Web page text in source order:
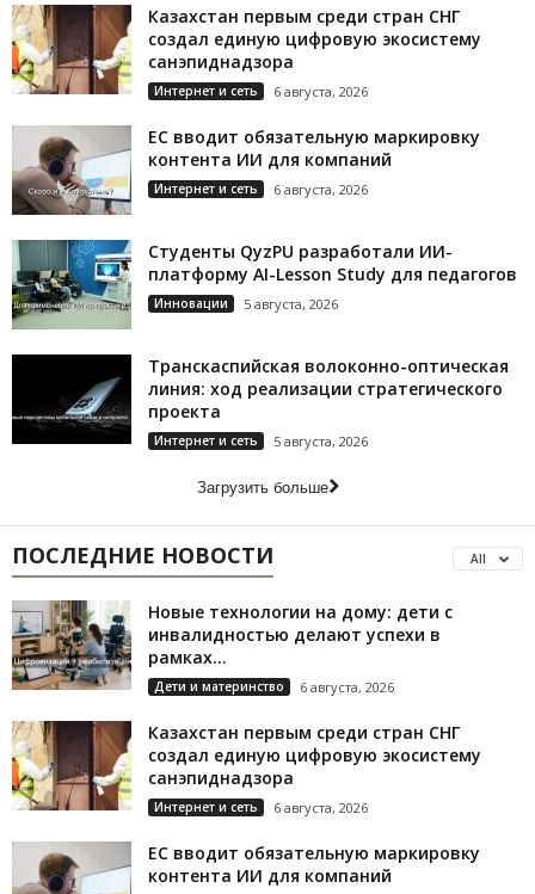
Казахстан первым среди стран СНГ
создал единую цифровую экосистему
санэпиднадзора
Интернет и сеть 6 августа, 2026
ЕС вводит обязательную маркировку
контента ИИ для компаний
Интернет и сеть 6 августа, 2026
Студенты QyzPU разработали ИИ-
платформу AI-Lesson Study для педагогов
Инновации 5 августа, 2026
Транскаспийская волоконно-оптическая
линия: ход реализации стратегического
проекта
Интернет и сеть 5 августа, 2026
Загрузить больше
ПОСЛЕДНИЕ НОВОСТИ All
Новые технологии на дому: дети с
инвалидностью делают успехи в
рамках...
Дети и материнство 6 августа, 2026
Казахстан первым среди стран СНГ
создал единую цифровую экосистему
санэпиднадзора
Интернет и сеть 6 августа, 2026
ЕС вводит обязательную маркировку
контента ИИ для компаний